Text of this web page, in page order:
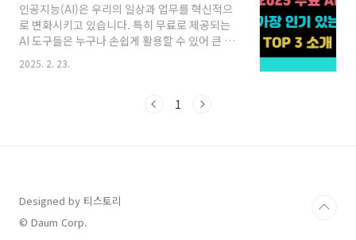
인공지능(AI)은 우리의 일상과 업무를 혁신적으
로 변화시키고 있습니다. 특히 무료로 제공되는
AI 도구들은 누구나 손쉽게 활용할 수 있어 큰 인
기를 끌고 있습니다. 이번 포스팅에서는 2025년
현재 가장 인기 있는 무료 AI Top 3을 소개합니
팁까지 상세히 정리하였으니 나에게 맞는 걸 골
지원하는 도구입니다. 블로그 작성, 이메일 수정
및 작성, 논문 초안, 광고 문구 만들기 등 글과 관
련된 모든 작업을 활용할 ..
2025. 2. 23.
1
Designed by 티스토리
© Daum Corp.